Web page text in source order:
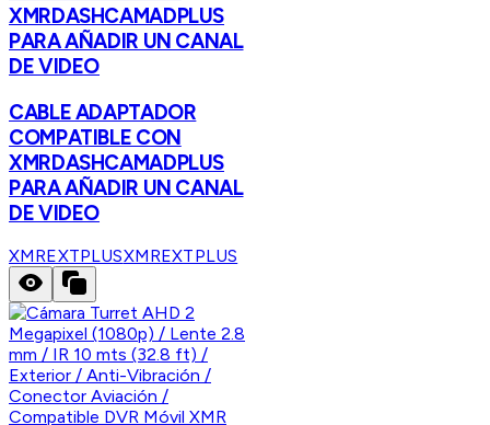
XMRDASHCAMADPLUS
PARA AÑADIR UN CANAL
DE VIDEO
CABLE ADAPTADOR
COMPATIBLE CON
XMRDASHCAMADPLUS
PARA AÑADIR UN CANAL
DE VIDEO
XMREXTPLUSXMREXTPLUS